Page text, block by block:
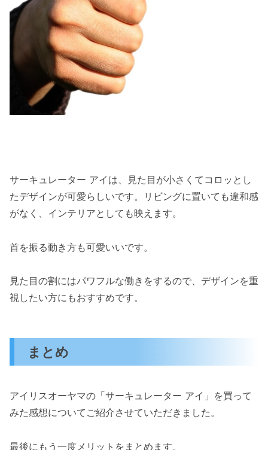
サーキュレーター アイは、見た目が小さくてコロッとし
たデザインが可愛らしいです。リビングに置いても違和感
がなく、インテリアとしても映えます。
首を振る動き方も可愛いいです。
見た目の割にはパワフルな働きをするので、デザインを重
視したい方にもおすすめです。
まとめ
アイリスオーヤマの「サーキュレーター アイ」を買って
みた感想についてご紹介させていただきました。
最後にもう一度メリットをまとめます。